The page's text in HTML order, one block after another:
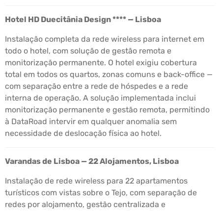
Hotel HD Duecitânia Design **** — Lisboa
Instalação completa da rede wireless para internet em
todo o hotel, com solução de gestão remota e
monitorização permanente. O hotel exigiu cobertura
total em todos os quartos, zonas comuns e back-office —
com separação entre a rede de hóspedes e a rede
interna de operação. A solução implementada inclui
monitorização permanente e gestão remota, permitindo
à DataRoad intervir em qualquer anomalia sem
necessidade de deslocação física ao hotel.
Varandas de Lisboa — 22 Alojamentos, Lisboa
Instalação de rede wireless para 22 apartamentos
turísticos com vistas sobre o Tejo, com separação de
redes por alojamento, gestão centralizada e